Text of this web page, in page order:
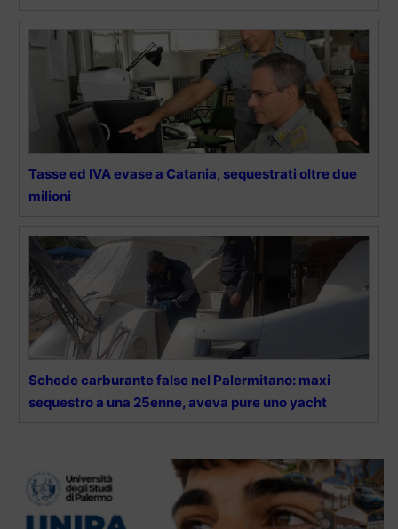
Tasse ed IVA evase a Catania, sequestrati oltre due
milioni
Schede carburante false nel Palermitano: maxi
sequestro a una 25enne, aveva pure uno yacht